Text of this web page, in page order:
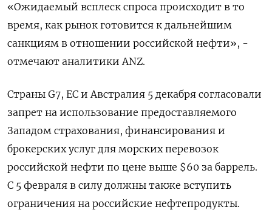
«Ожидаемый всплеск спроса происходит в то
время, как рынок готовится к дальнейшим
санкциям в отношении российской нефти», -
отмечают аналитики ANZ.
Страны G7, ЕС и Австралия 5 декабря согласовали
запрет на использование предоставляемого
Западом страхования, финансирования и
брокерских услуг для морских перевозок
российской нефти по цене выше $60 за баррель.
С 5 февраля в силу должны также вступить
ограничения на российские нефтепродукты.